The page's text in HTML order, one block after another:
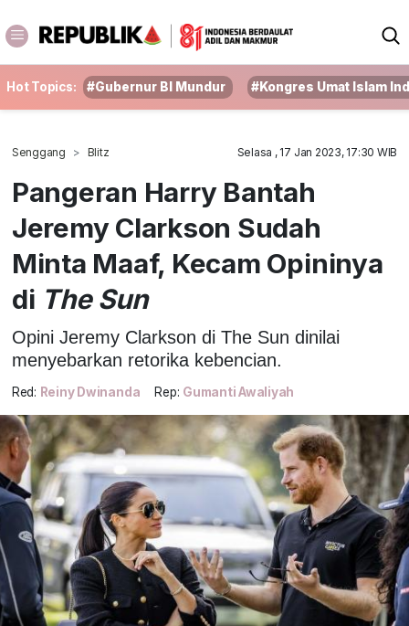
Hot Topics: #Gubernur BI Mundur #Kongres Umat Islam
Senggang Blitz Selasa , 17 Jan 2023, 17:30 WIB
Pangeran Harry Bantah
Jeremy Clarkson Sudah
Minta Maaf, Kecam Opininya
di The Sun
Opini Jeremy Clarkson di The Sun dinilai
menyebarkan retorika kebencian.
Red: Reiny Dwinanda Rep: Gumanti Awaliyah